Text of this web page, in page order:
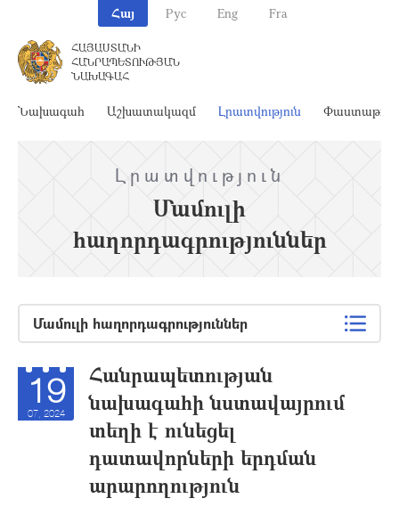
Հայ Рус Eng Fra
ՀԱՅԱՍՏԱՆԻ
ՀԱՆՐԱՊԵՏՈՒԹՅԱՆ
ՆԱԽԱԳԱՀ
Նախագահ Աշխատակազմ Լրատվություն
Լրատվություն
Մամուլի
հաղորդագրություններ
Մամուլի հաղորդագրություններ
19
07, 2024
Հանրապետության
նախագահի նստավայրում
տեղի է ունեցել
դատավորների երդման
արարողություն